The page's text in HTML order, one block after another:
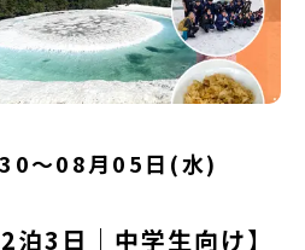
させていただきます。ご了承くださ
7月3日＞から、【キャンセルのご連
金】・21日目にあたる日以前：無
目-2日目：30％・プログラム開始日
除：100％・催行中止について天候な
せる可能性があります。その場合
連絡いたします。又、最少催行人数
週間前までに催行中止の旨をメール
るご質問その他、よくあるご質問
問も不安もワクワクに変える！「お
プ説明会プログラムの内容を詳しく
われている方向けにZoomでのオン
い情報のレベルに合わせて、以下の2
。【STEP 1】全体オンライン説明会
まずは「おためし地域留学」を知
地域から選んで参加できる「おため
ーカイブ動画をご覧いただけま
事務局のサポート体制、安全面に
Yt8nd04aNgA?
の世界をグッと広げる特別な旅に出
ポイント体験プログラム内容（予
ンテーション・自己紹介ワーク」
の知恵と夢を体験「砂金堀」 -川
校の特徴を知る学校体験 -高校生
①」 -大樹町ならではのランチ＆ス
を体験②」 -大樹町宇宙交流センタ
飛ばしてみよう！「みんなで
校生、町の大人たちと交流＜3日目
玄関口にあるまち。ここでしか見ら
ずっと大切にしてきたものがありま
道」を歩く昔、武士たちがまちを守る
ふもと）武家屋敷群」。今も残る約
今も人が住んでいます。400年前の武
。まるで、まち全体がタイムカプ
前に広がる八代海（やつしろか
海に沈む夕日は一生に一度は見てお
、「建築科」と「機械電気科」の2
、建物のデザインにチャレンジでき
〜08月05日(水)
3日｜中学生向け】